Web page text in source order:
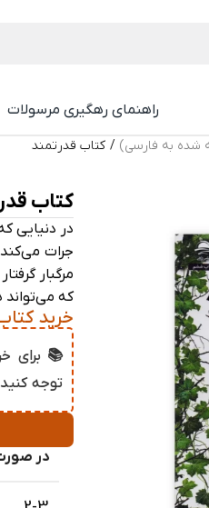
راهنمای رهگیری مرسولات
شده به فارسی) / کتاب قدرتمند
کتاب
در دنیایی
جرات
مرگبار
که می‌تواند
خرید
📚 برای
توجه
در